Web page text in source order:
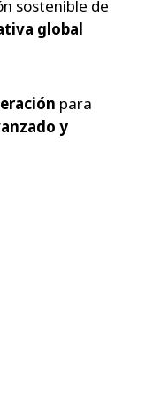
sostenible de
global
para
y